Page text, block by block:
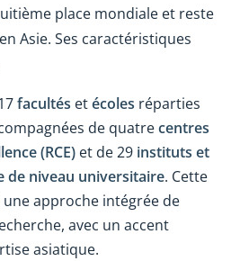
place mondiale et reste
Asie. Ses caractéristiques
facultés etécoles réparties
de quatrecentres
(RCE) et de 29 instituts et
de niveau universitaire. Cette
approche intégrée de
avec un accent
asiatique.